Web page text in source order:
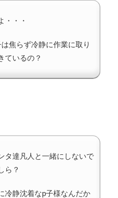
・・・
焦らず冷静に作業に取り
ているの？
タ達凡人と一緒にしないで
ら？
冷静沈着なp子様なんだか